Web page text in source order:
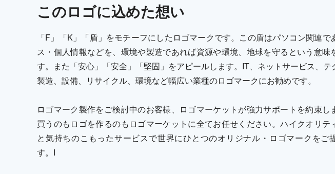
このロゴに込めた想い
「F」「K」「盾」をモチーフにしたロゴマークです。この盾はパソコン関連で
ス・個人情報などを、環境や製造であれば資源や環境、地球を守るという意味
す。また「安心」「安全」「堅固」をアピールします。IT、ネットサービス、テ
製造、設備、リサイクル、環境など幅広い業種のロゴマークにお勧めです。
ロゴマーク製作をご検討中のお客様、ロゴマーケットが強力サポートを約束し
買うのもロゴを作るのもロゴマーケットに全てお任せください。ハイクオリテ
と気持ちのこもったサービスで世界にひとつのオリジナル・ロゴマークをご
す。I